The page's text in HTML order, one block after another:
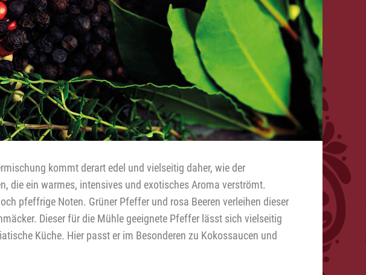
kommt derart edel und vielseitig daher, wie der
die ein warmes, intensives und exotisches Aroma verströmt.
pfeffrige Noten. Grüner Pfeffer und rosa Beeren verleihen dieser
Dieser für die Mühle geeignete Pfeffer lässt sich vielseitig
Küche. Hier passt er im Besonderen zu Kokossaucen und